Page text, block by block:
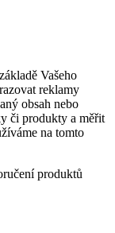
Vašeho
reklamy
obsah nebo
či produkty a měřit
na tomto
produktů